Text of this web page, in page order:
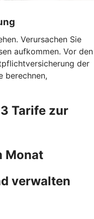
Verursachen Sie
aufkommen. Vor den
der
berechnen,
Tarife zur
Monat
verwalten